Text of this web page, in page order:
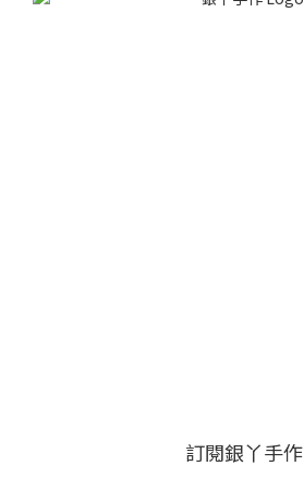
訂閱銀丫手作